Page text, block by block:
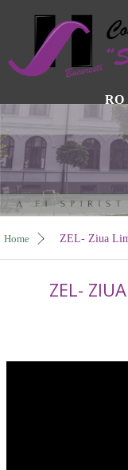
RO
Home ZEL- Ziua
ZEL-